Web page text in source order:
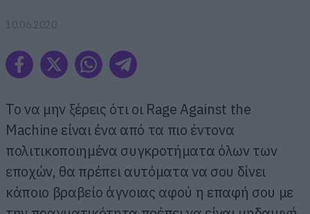
10.06.2020
To να μην ξέρεις ότι οι Rage Against the
Machine είναι ένα από τα πιο έντονα
πολιτικοποιημένα συγκροτήματα όλων των
εποχών, θα πρέπει αυτόματα να σου δίνει
κάποιο βραβείο άγνοιας αφού η επαφή σου με